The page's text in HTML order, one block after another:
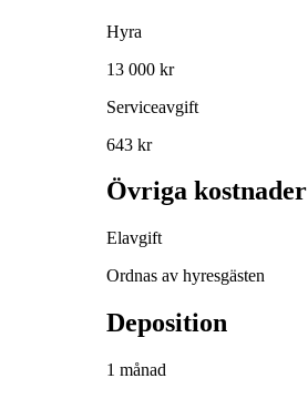
Hyra
13 000 kr
Serviceavgift
643 kr
Övriga kostnader
Elavgift
Ordnas av hyresgästen
Deposition
1 månad